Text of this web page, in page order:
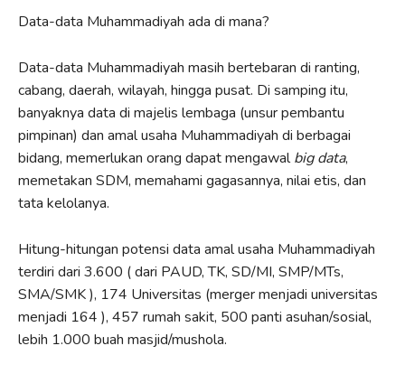
Data-data Muhammadiyah ada di mana?
Data-data Muhammadiyah masih bertebaran di ranting,
cabang, daerah, wilayah, hingga pusat. Di samping itu,
banyaknya data di majelis lembaga (unsur pembantu
pimpinan) dan amal usaha Muhammadiyah di berbagai
bidang, memerlukan orang dapat mengawalbig data,
memetakan SDM, memahami gagasannya, nilai etis, dan
tata kelolanya.
Hitung-hitungan potensi data amal usaha Muhammadiyah
terdiri dari 3.600 ( dari PAUD, TK, SD/MI, SMP/MTs,
SMA/SMK ), 174 Universitas (merger menjadi universitas
menjadi 164 ), 457 rumah sakit, 500 panti asuhan/sosial,
lebih 1.000 buah masjid/mushola.